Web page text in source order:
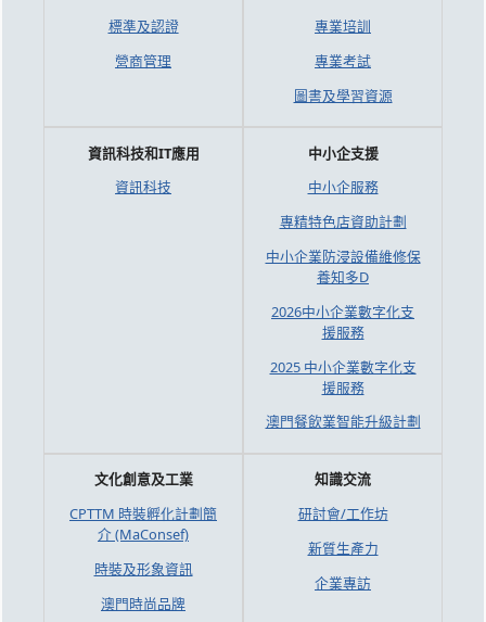
標準及認證
營商管理
專業培訓
專業考試
圖書及學習資源
資訊科技和IT應用
資訊科技
中小企支援
中小企服務
專精特色店資助計劃
中小企業防浸設備維修保
養知多D
2026中小企業數字化支
援服務
2025 中小企業數字化支
援服務
澳門餐飲業智能升級計劃
文化創意及工業
CPTTM 時裝孵化計劃簡
介 (MaConsef)
時裝及形象資訊
澳門時尚品牌
知識交流
研討會/工作坊
新質生產力
企業專訪